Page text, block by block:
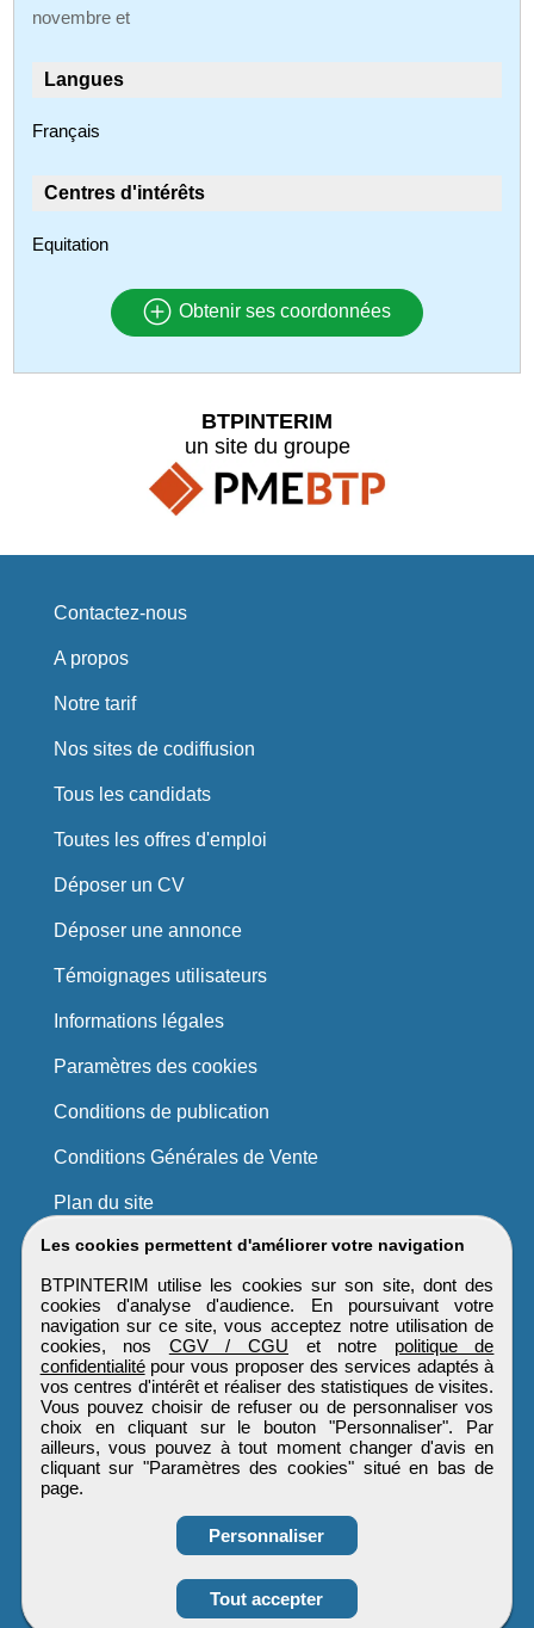
Obtenir ses
coordonnées
novembre et
Langues
Français
Centres d'intérêts
Equitation
Obtenir ses coordonnées
Les cookies permettent d'améliorer votre navigation
BTPINTERIM utilise les cookies sur son site, dont des
cookies d'analyse d'audience. En poursuivant votre
navigation sur ce site, vous acceptez notre utilisation de
cookies, nos CGV / CGU et notre politique de
confidentialitépour vous proposer des services adaptés à
vos centres d'intérêt et réaliser des statistiques de visites.
Vous pouvez choisir de refuser ou de personnaliser vos
choix en cliquant sur le bouton "Personnaliser". Par
ailleurs, vous pouvez à tout moment changer d'avis en
cliquant sur "Paramètres des cookies" situé en bas de
page.
Personnaliser
Tout accepter
BTPINTERIM
un site du groupe
Contactez-nous
A propos
Notre tarif
Nos sites de codiffusion
Tous les candidats
Toutes les offres d'emploi
Déposer un CV
Déposer une annonce
Témoignages utilisateurs
Informations légales
Paramètres des cookies
Conditions de publication
Conditions Générales de Vente
Plan du site
BTPINTERIM